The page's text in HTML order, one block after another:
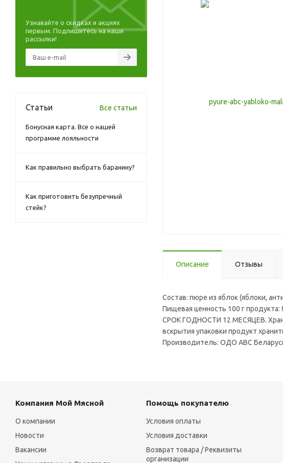
Описание Отзывы
Состав: пюре из яблок (яблоки,
Пищевая ценность 100 г
СРОК ГОДНОСТИ 12 МЕСЯЦЕВ.
вскрытия упаковки продукт
Производитель: ОДО АВС
Узнавайте о скидках и акциях
первым. Подпишитесь на наши
рассылки!
Статьи Все статьи
Бонусная карта. Все о нашей
программе лояльности
Как правильно выбрать баранину?
Как приготовить безупречный
стейк?
Компания Мой Мясной
О компании
Новости
Вакансии
Помощь покупателю
Условия оплаты
Условия доставки
Возврат товара / Реквизиты
организации